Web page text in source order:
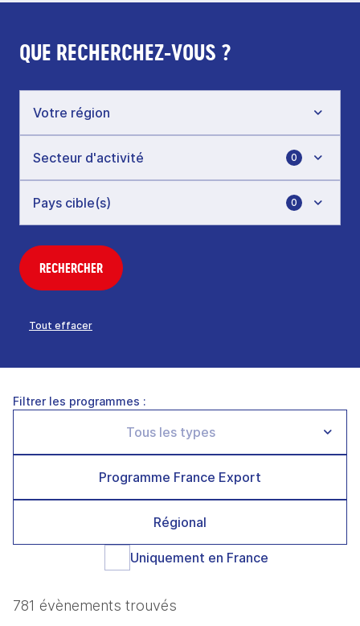
QUE RECHERCHEZ-VOUS ?
0
0
RECHERCHER
Tout effacer
Filtrer les programmes :
Programme France Export
Régional
Uniquement en France
781 évènements trouvés